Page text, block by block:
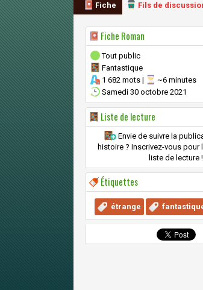
Fiche Fils de
Fiche Roman
Tout public
Fantastique
1 682 mots |
~6 minutes
Samedi 30 octobre 2021
Liste de lecture
Envie de suivre la
histoire ? Inscrivez-vous pour
liste de lecture !
Étiquettes
étrange